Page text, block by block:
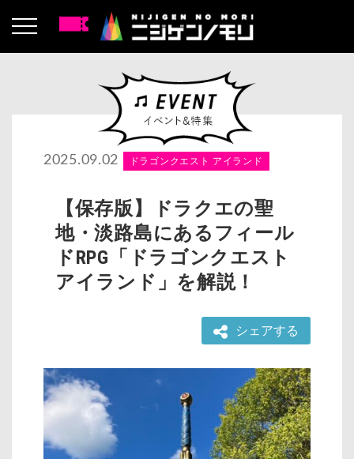
2025.09.02 ドラゴンクエスト アイランド
【保存版】ドラクエの聖
地・淡路島にあるフィール
ドRPG「ドラゴンクエスト
アイランド」を解説！
シェアする